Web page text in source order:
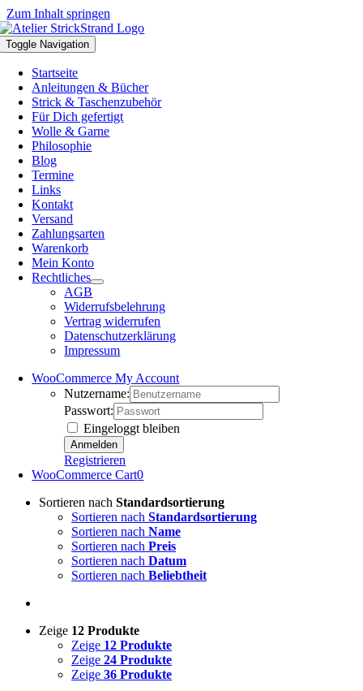
Zum Inhalt springen
Toggle Navigation
Startseite
Anleitungen & Bücher
Strick & Taschenzubehör
Für Dich gefertigt
Wolle & Garne
Philosophie
Blog
Termine
Links
Kontakt
Versand
Zahlungsarten
Warenkorb
Mein Konto
Rechtliches
AGB
Widerrufsbelehrung
Vertrag widerrufen
Datenschutzerklärung
Impressum
WooCommerce My Account
Nutzername:
Passwort:
Eingeloggt bleiben
Registrieren
WooCommerce Cart0
Sortieren nach Standardsortierung
Sortieren nach Standardsortierung
Sortieren nach Name
Sortieren nach Preis
Sortieren nach Datum
Sortieren nach Beliebtheit
Zeige 12 Produkte
Zeige 12 Produkte
Zeige 24 Produkte
Zeige 36 Produkte